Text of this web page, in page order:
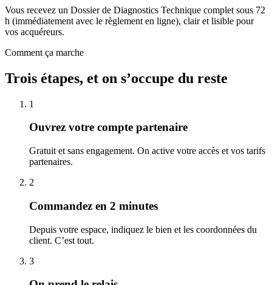
Vous recevez un Dossier de Diagnostics Technique complet sous 72
h (immédiatement avec le règlement en ligne), clair et lisible pour
vos acquéreurs.
Comment ça marche
Trois étapes, et on s’occupe du reste
1
Ouvrez votre compte partenaire
Gratuit et sans engagement. On active votre accès et vos tarifs
partenaires.
2
Commandez en 2 minutes
Depuis votre espace, indiquez le bien et les coordonnées du
client. C’est tout.
3